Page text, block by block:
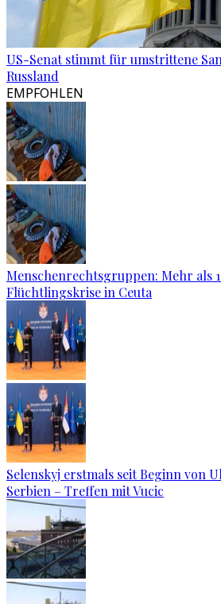
US-Senat stimmt für umstrittene
Russland
EMPFOHLEN
Menschenrechtsgruppen: Mehr als
Flüchtlingskrise in Ceuta
Selenskyj erstmals seit Beginn von
Serbien – Treffen mit Vucic